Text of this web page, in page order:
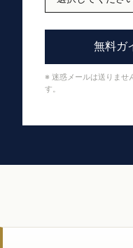
無料ガ
※ 迷惑メールは送りませ
す。